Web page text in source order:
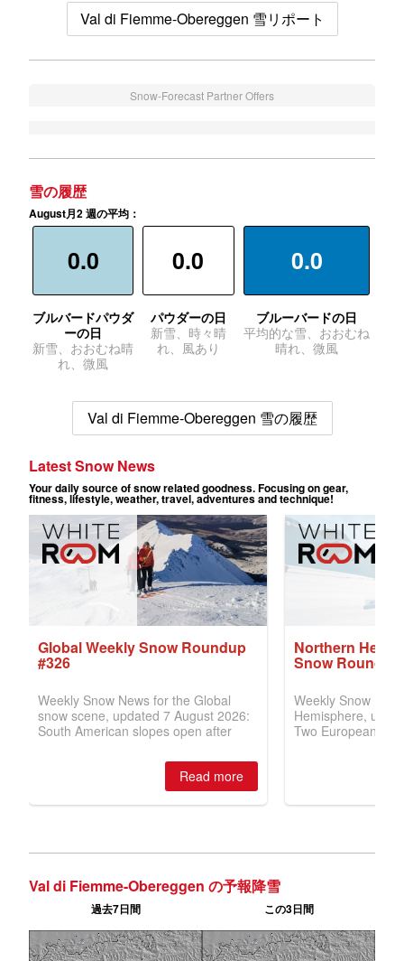
Val di Fiemme-Obereggen 雪リポート
Snow-Forecast Partner Offers
雪の履歴
August月2 週の平均：
0.0
ブルバードパウダ
ーの日
新雪、おおむね晴
れ、微風
0.0
パウダーの日
新雪、時々晴
れ、風あり
0.0
ブルーバードの日
平均的な雪、おおむね
晴れ、微風
Val di Fiemme-Obereggen 雪の履歴
Val di Fiemme-Obereggen の予報降雪
過去7日間 この3日間